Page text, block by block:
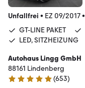
Unfallfrei • EZ 09/2017•
GT-LINE PAKET
LED, SITZHEIZUNG
Autohaus Lingg GmbH
88161 Lindenberg
5 Sterne
(653)